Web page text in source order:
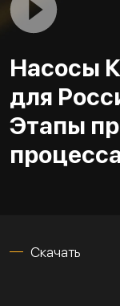
Насосы
для
Этапы
Скачать